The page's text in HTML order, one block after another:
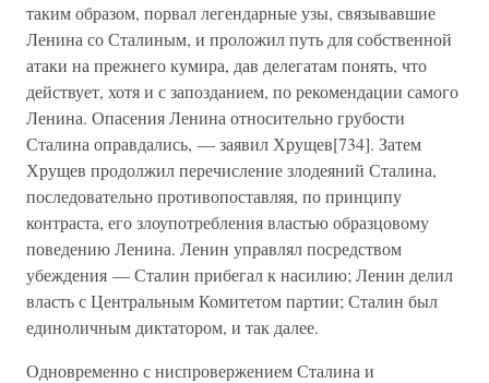
таким образом, порвал легендарные узы, связывавшие
Ленина со Сталиным, и проложил путь для собственной
атаки на прежнего кумира, дав делегатам понять, что
действует, хотя и с запозданием, по рекомендации самого
Ленина. Опасения Ленина относительно грубости
Сталина оправдались, — заявил Хрущев[734]. Затем
Хрущев продолжил перечисление злодеяний Сталина,
последовательно противопоставляя, по принципу
контраста, его злоупотребления властью образцовому
поведению Ленина. Ленин управлял посредством
убеждения — Сталин прибегал к насилию; Ленин делил
власть с Центральным Комитетом партии; Сталин был
единоличным диктатором, и так далее.
Одновременно с ниспровержением Сталина и